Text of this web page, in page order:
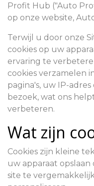
Profit Hub ("Auto
op onze website,
Terwijl u door onze
cookies op uw
ervaring te
cookies verzamelen
pagina's, uw IP-
bezoek, wat ons
verbeteren.
Wat zijn
Cookies zijn kleine
uw apparaat
site te